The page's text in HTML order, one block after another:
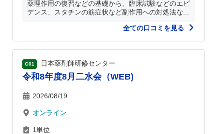
薬理作用の復習などの基礎から、臨床試験などのエビ
デンス、スタチンの筋症状など副作用への対処法な...
全ての口コミを見る
G01 日本薬剤師研修センター
令和8年度8月二水会（WEB)
2026/08/19
オンライン
1単位